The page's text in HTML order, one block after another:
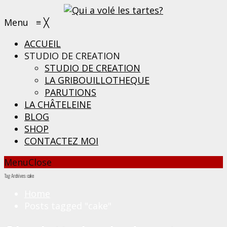
Menu ≡ ╳
ACCUEIL
STUDIO DE CREATION
STUDIO DE CREATION
LA GRIBOUILLOTHEQUE
PARUTIONS
LA CHÂTELEINE
BLOG
SHOP
CONTACTEZ MOI
MenuClose
Tag Archives: cake